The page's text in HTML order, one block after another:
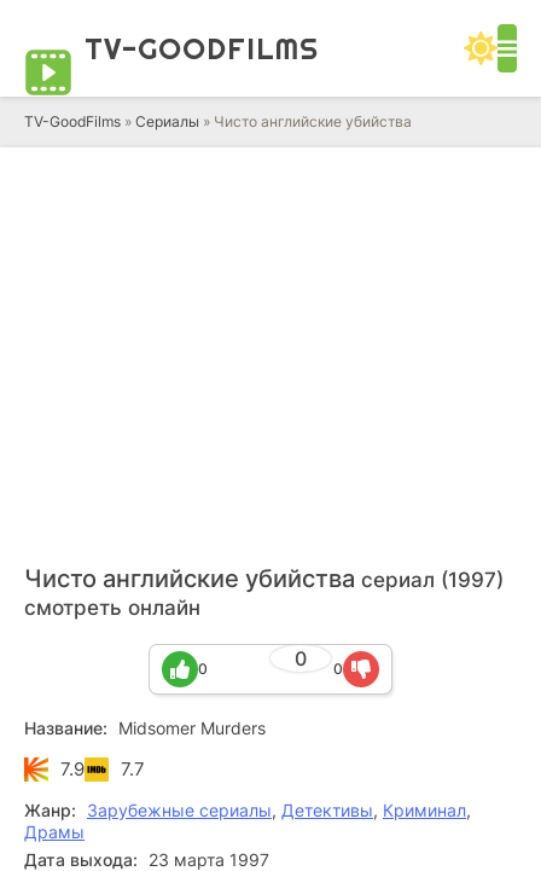
TV-GOODFILMS
TV-GoodFilms » Сериалы » Чисто английские убийства
Чисто английские убийства сериал (1997)
смотреть онлайн
0
0 0
Название: Midsomer Murders
7.9 7.7
Жанр: Зарубежные сериалы, Детективы, Криминал,
Драмы
Дата выхода:
23 марта 1997